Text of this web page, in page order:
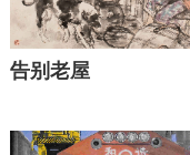
告别老屋